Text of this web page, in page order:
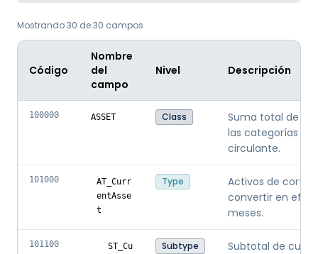
Mostrando 30 de 30 campos
Código
Nombre
del
campo
Nivel Descripción
100000 ASSET Class
Suma total de
las categorías
circulante.
101000
AT_Curr
entAsse
t
Type
Activos de corto
convertir en
meses.
101100
ST_Cu
Subtype
Subtotal de